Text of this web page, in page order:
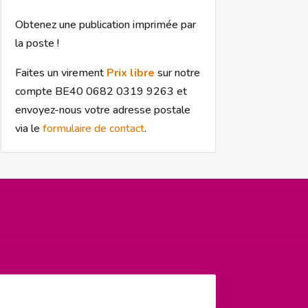
Obtenez une publication imprimée par
la poste !
Faites un virement Prix libre sur notre
compte BE40 0682 0319 9263 et
envoyez-nous votre adresse postale
via leformulaire de contact.